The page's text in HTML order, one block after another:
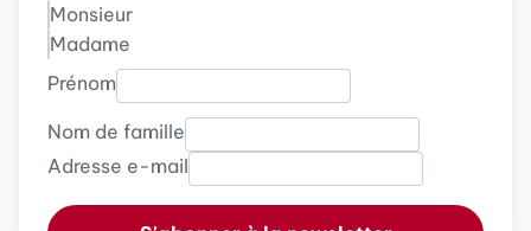
Monsieur
Madame
Prénom
Nom de famille
Adresse e-mail